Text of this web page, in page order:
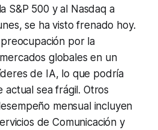
S&P 500 y al Nasdaq a
se ha visto frenado hoy.
por la
globales en un
de IA, lo que podría
actual sea frágil. Otros
mensual incluyen
de Comunicación y